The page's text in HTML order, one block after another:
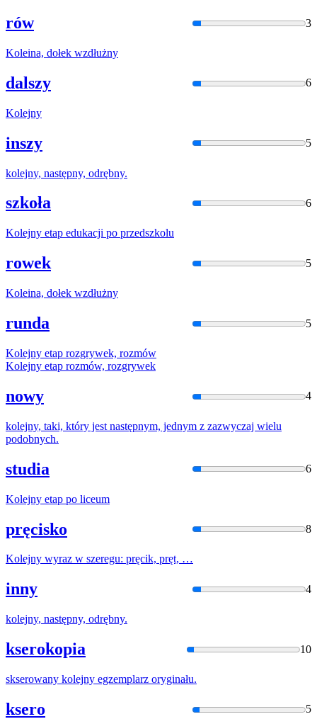
rów 3
Koleina, dołek wzdłużny
dalszy 6
Kolejny
inszy 5
kolejny, następny, odrębny.
szkoła 6
Kolejny etap edukacji po przedszkolu
rowek 5
Koleina, dołek wzdłużny
runda 5
Kolejny etap rozgrywek, rozmów
Kolejny etap rozmów, rozgrywek
nowy 4
kolejny, taki, który jest następnym, jednym z zazwyczaj wielu
podobnych.
studia 6
Kolejny etap po liceum
pręcisko 8
Kolejny wyraz w szeregu: pręcik, pręt, …
inny 4
kolejny, następny, odrębny.
kserokopia 10
skserowany kolejny egzemplarz oryginału.
ksero 5